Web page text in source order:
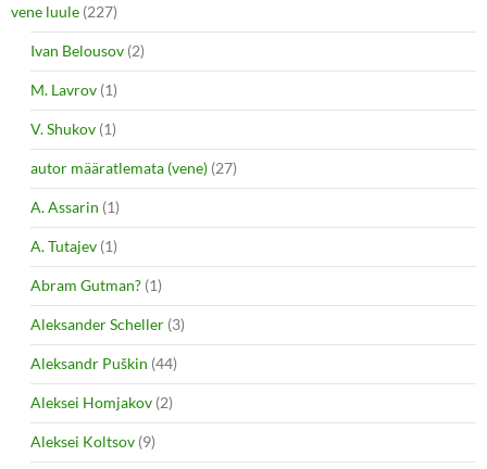
vene luule (227)
Ivan Belousov (2)
M. Lavrov (1)
V. Shukov (1)
autor määratlemata (vene) (27)
A. Assarin (1)
A. Tutajev (1)
Abram Gutman? (1)
Aleksander Scheller (3)
Aleksandr Puškin (44)
Aleksei Homjakov (2)
Aleksei Koltsov (9)